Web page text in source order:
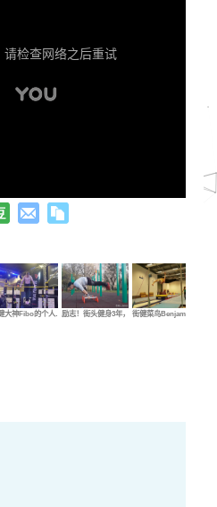
请检查网络之后重试
大神Fibo的个人…励志！街头健身3年，…街健菜鸟Benjamin的…